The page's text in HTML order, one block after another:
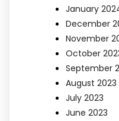
January
December
November
October
September
August 2023
July 2023
June 2023